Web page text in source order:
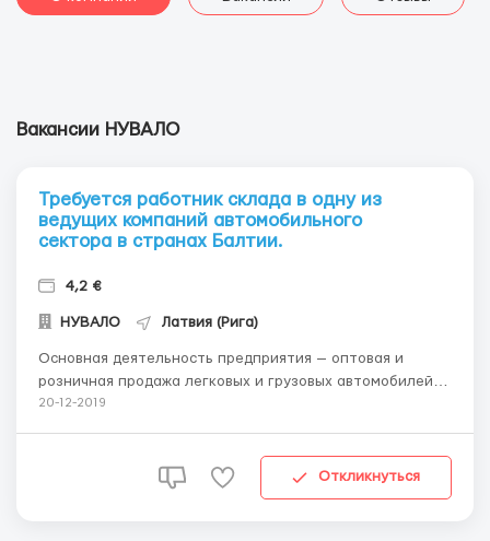
Вакансии НУВАЛО
Требуется работник склада в одну из
ведущих компаний автомобильного
сектора в странах Балтии.
4,2 €
НУВАЛО Латвия (Рига)
Основная деятельность предприятия — оптовая и
розничная продажа легковых и грузовых автомобилей,
сельскохозяйственных, промышленных и
сервисных центров и занимается распространением
20-12-2019
Откликнуться